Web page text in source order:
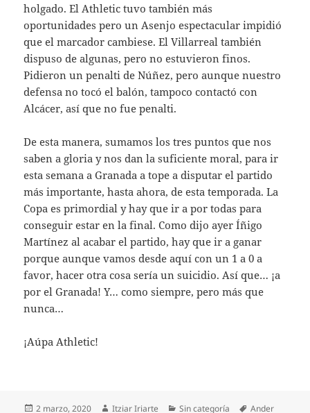
holgado. El Athletic tuvo también más
oportunidades pero un Asenjo espectacular impidió
que el marcador cambiese. El Villarreal también
dispuso de algunas, pero no estuvieron finos.
Pidieron un penalti de Núñez, pero aunque nuestro
defensa no tocó el balón, tampoco contactó con
Alcácer, así que no fue penalti.
De esta manera, sumamos los tres puntos que nos
saben a gloria y nos dan la suficiente moral, para ir
esta semana a Granada a tope a disputar el partido
más importante, hasta ahora, de esta temporada. La
Copa es primordial y hay que ir a por todas para
conseguir estar en la final. Como dijo ayer Íñigo
Martínez al acabar el partido, hay que ir a ganar
porque aunque vamos desde aquí con un 1 a 0 a
favor, hacer otra cosa sería un suicidio. Así que… ¡a
por el Granada! Y… como siempre, pero más que
nunca…
¡Aúpa Athletic!
Publicado
2 marzo, 2020 Autor
Itziar Iriarte Categorías
Sin categoría Etiquetas
Ander